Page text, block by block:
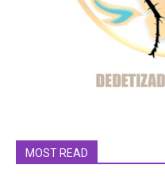
MOST READ